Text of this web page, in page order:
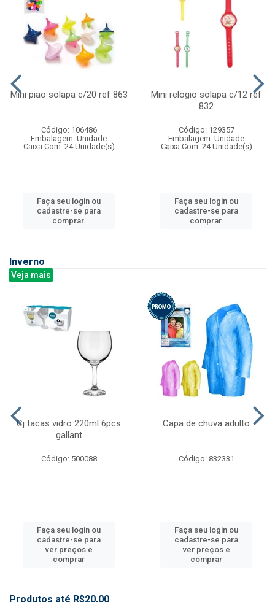
Mini piao solapa c/20 ref 863
Código: 106486
Embalagem: Unidade
Caixa Com: 24 Unidade(s)
Faça seu login ou
cadastre-se para
comprar.
Mini relogio solapa c/12 ref
832
Código: 129357
Embalagem: Unidade
Caixa Com: 24 Unidade(s)
Faça seu login ou
cadastre-se para
comprar.
Inverno
Veja mais
Cj tacas vidro 220ml 6pcs
gallant
Código: 500088
Faça seu login ou
cadastre-se para
ver preços e
comprar
Capa de chuva adulto
Código: 832331
Faça seu login ou
cadastre-se para
ver preços e
comprar
Produtos até R$20,00